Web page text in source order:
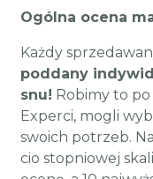
Ogólna ocena
Każdy
poddany
snu! Robimy to
Experci, mogli
swoich potrzeb.
cio stopniowej